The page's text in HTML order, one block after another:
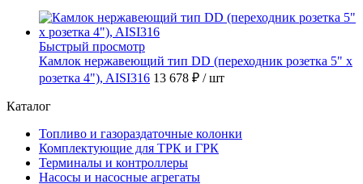
Быстрый просмотр
Камлок нержавеющий тип DD (переходник розетка 5" х
розетка 4"), AISI316 13 678 ₽ / шт
Каталог
Топливо и газораздаточные колонки
Комплектующие для ТРК и ГРК
Терминалы и контроллеры
Насосы и насосные агрегаты